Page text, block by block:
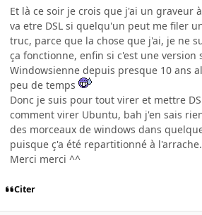
Et là ce soir je crois que j'ai un graveur
va etre DSL si quelqu'un peut me filer
truc, parce que la chose que j'ai, je ne
ça fonctionne, enfin si c'est une version
Windowsienne depuis presque 10 ans
peu de temps
Donc je suis pour tout virer et mettre
comment virer Ubuntu, bah j'en sais
des morceaux de windows dans
puisque ç'a été repartitionné à
Merci merci ^^
Citer